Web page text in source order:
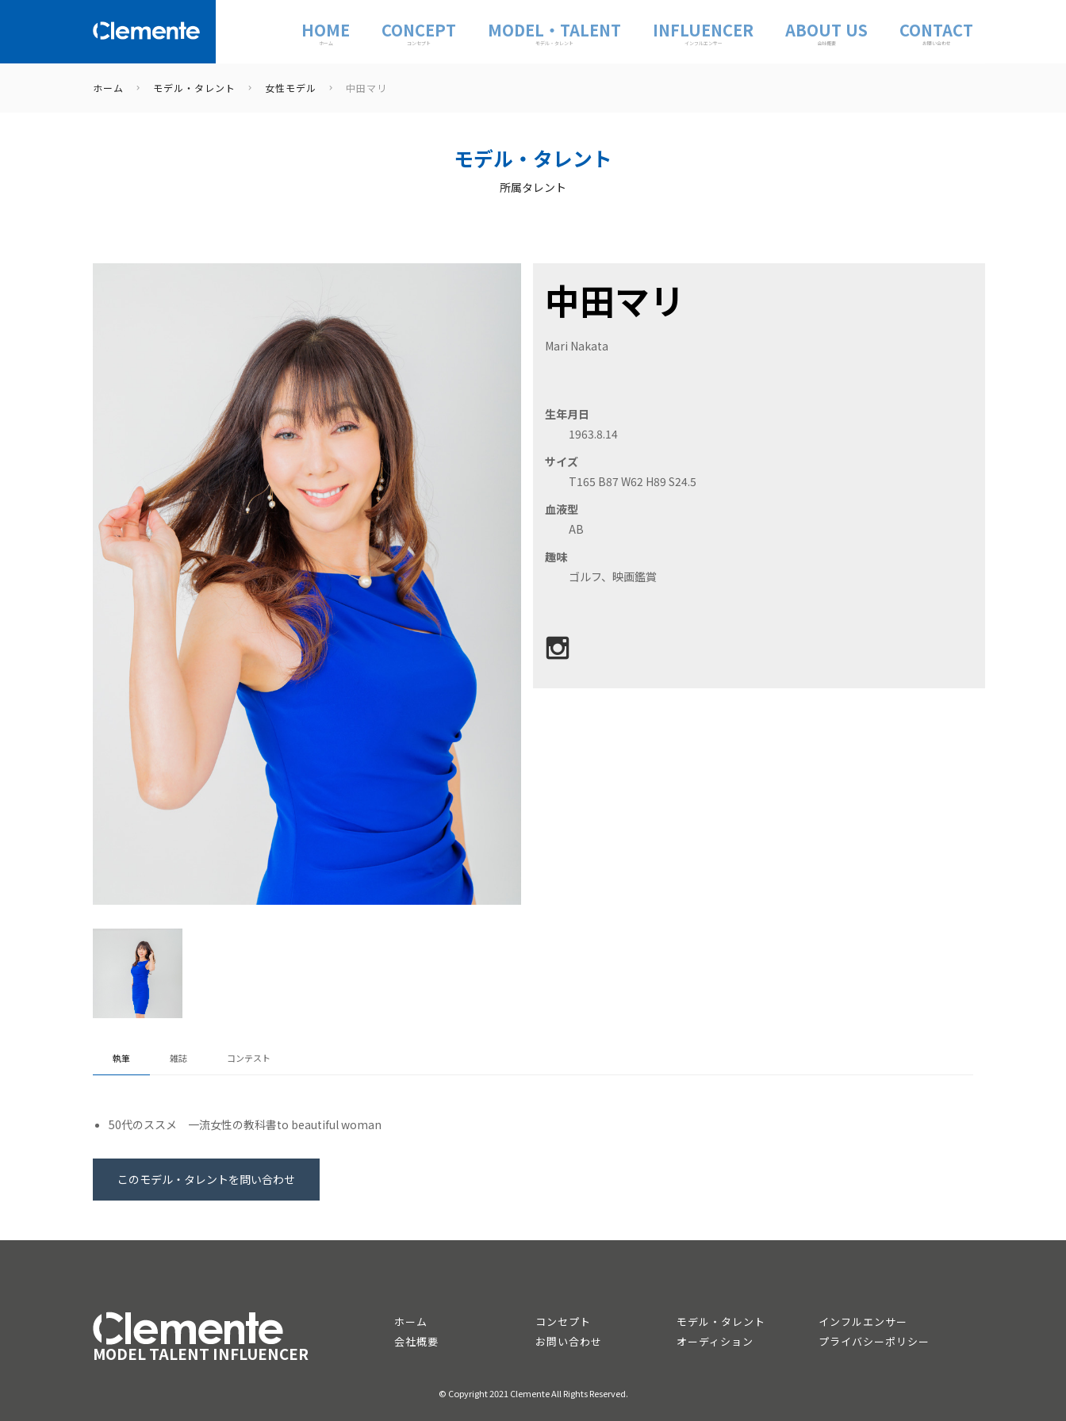
HOME
ホーム
CONCEPT
コンセプト
MODEL・TALENT
モデル・タレント
INFLUENCER
インフルエンサー
ABOUT US
会社概要
CONTACT
お問い合わせ
ホーム モデル・タレント 女性モデル 中田マリ
モデル・タレント
所属タレント
中田マリ
Mari Nakata
生年月日
1963.8.14
サイズ
T165 B87 W62 H89 S24.5
血液型
AB
趣味
ゴルフ、映画鑑賞
執筆 雑誌 コンテスト
50代のススメ 一流女性の教科書to beautiful woman
このモデル・タレントを問い合わせ
MODEL TALENT INFLUENCER
ホーム コンセプト モデル・タレント
インフルエンサー
会社概要
お問い合わせ オーディション プライバシーポリシー
© Copyright 2021 Clemente All Rights Reserved.